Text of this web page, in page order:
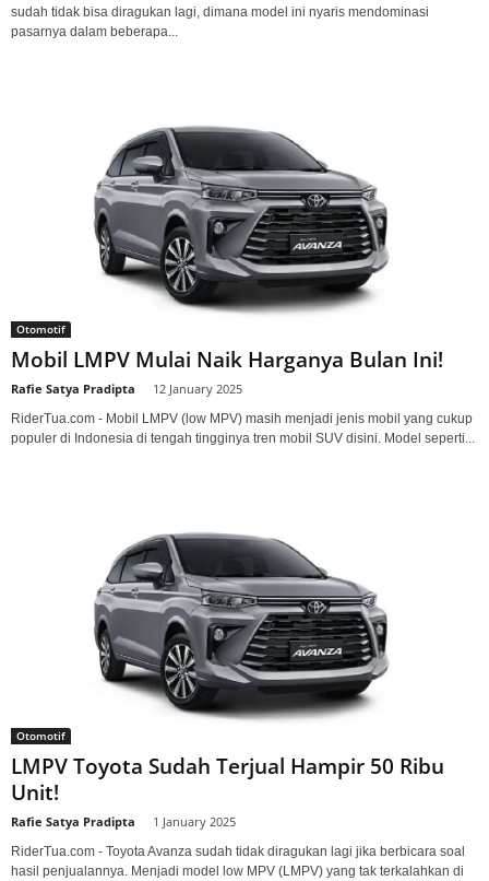
sudah tidak bisa diragukan lagi, dimana model ini nyaris mendominasi
pasarnya dalam beberapa...
Otomotif
Mobil LMPV Mulai Naik Harganya Bulan Ini!
Rafie Satya Pradipta 12 January 2025
RiderTua.com - Mobil LMPV (low MPV) masih menjadi jenis mobil yang cukup
populer di Indonesia di tengah tingginya tren mobil SUV disini. Model seperti...
Otomotif
LMPV Toyota Sudah Terjual Hampir 50 Ribu
Unit!
Rafie Satya Pradipta 1 January 2025
RiderTua.com - Toyota Avanza sudah tidak diragukan lagi jika berbicara soal
hasil penjualannya. Menjadi model low MPV (LMPV) yang tak terkalahkan di